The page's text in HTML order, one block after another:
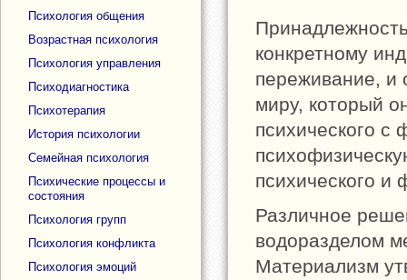
Психология общения
Возрастная психология
Психология управления
Психодиагностика
Психотерапия
История психологии
Семейная психология
Психические процессы и
состояния
Психология групп
Психология конфликта
Психология эмоций
конкретному
переживание, и
миру, который
психического с
психического и
Различное
водоразделом
Материализм